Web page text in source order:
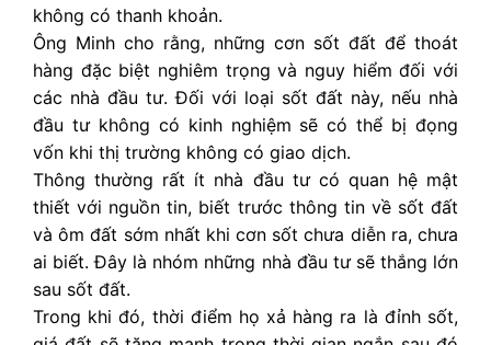
không có thanh khoản.
Ông Minh cho rằng, những cơn sốt đất để thoát
hàng đặc biệt nghiêm trọng và nguy hiểm đối với
các nhà đầu tư. Đối với loại sốt đất này, nếu nhà
đầu tư không có kinh nghiệm sẽ có thể bị đọng
vốn khi thị trường không có giao dịch.
Thông thường rất ít nhà đầu tư có quan hệ mật
thiết với nguồn tin, biết trước thông tin về sốt đất
và ôm đất sớm nhất khi cơn sốt chưa diễn ra, chưa
ai biết. Đây là nhóm những nhà đầu tư sẽ thắng lớn
sau sốt đất.
Trong khi đó, thời điểm họ xả hàng ra là đỉnh sốt,